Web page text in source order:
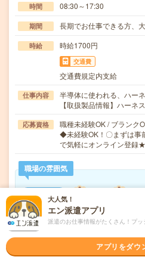
時間 08:30～17:30
期間 長期でお仕事できる方、
時給 時給1700円
交通費
交通費規定内支給
仕事内容
半導体に使われる、ハー
【取扱製品情報】ハー
応募資格
職種未経験OK / ブランク
◆未経験OK！〇まずは事
で気軽にオンライン登録
職場の雰囲気
年齢層
20代
気になる! 応募へ
大人気！
エン派遣アプリ
派遣のお仕事情報がたくさん！プッ
アプリをダウ